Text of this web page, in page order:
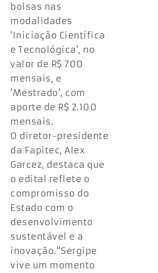
bolsas nas
modalidades
‘Iniciação Científica
e Tecnológica’, no
valor de R$ 700
mensais, e
‘Mestrado’, com
aporte de R$ 2.100
mensais.
O diretor-presidente
da Fapitec, Alex
Garcez, destaca que
o edital reflete o
compromisso do
Estado com o
desenvolvimento
sustentável e a
inovação.“Sergipe
vive um momento